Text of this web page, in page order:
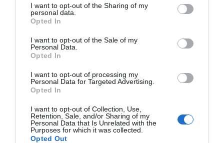
I want to opt-out of the Sharing of my
personal data.
Opted In
I want to opt-out of the Sale of my
Personal Data.
Opted In
I want to opt-out of processing my
Personal Data for Targeted Advertising.
Opted In
I want to opt-out of Collection, Use,
Retention, Sale, and/or Sharing of my
Personal Data that Is Unrelated with the
Purposes for which it was collected.
Opted Out
Αυτά είναι τα νέα στάτους του Κουτσιανικούλη
για τα πράγματα που δεν υπάρχουν μετά τον